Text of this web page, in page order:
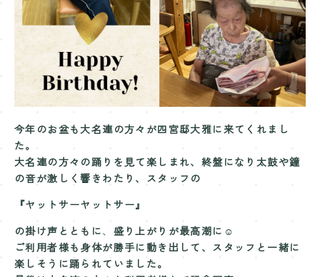
今年のお盆も大名連の方々が四宮邸大雅に来てくれまし
た。
大名連の方々の踊りを見て楽しまれ、終盤になり太鼓や鐘
の音が激しく響きわたり、スタッフの
『ヤットサーヤットサー』
の掛け声とともに、 盛り上がりが最高潮に☺️
ご利用者様も身体が勝手に動き出して、スタッフと一緒に
楽しそうに踊られていました。